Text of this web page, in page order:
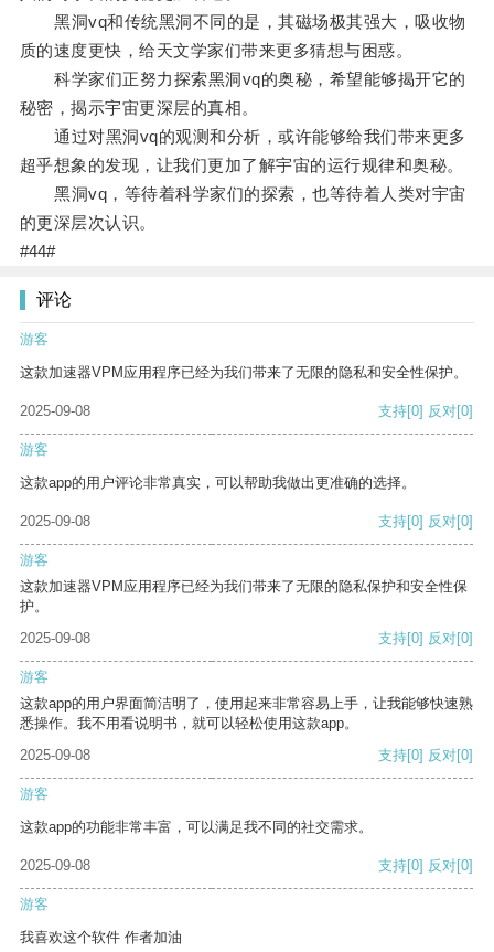
黑洞vq和传统黑洞不同的是，其磁场极其强大，吸收物
质的速度更快，给天文学家们带来更多猜想与困惑。
科学家们正努力探索黑洞vq的奥秘，希望能够揭开它的
秘密，揭示宇宙更深层的真相。
通过对黑洞vq的观测和分析，或许能够给我们带来更多
超乎想象的发现，让我们更加了解宇宙的运行规律和奥秘。
黑洞vq，等待着科学家们的探索，也等待着人类对宇宙
的更深层次认识。
#44#
评论
游客
这款加速器VPM应用程序已经为我们带来了无限的隐私和安全性保护。
2025-09-08 支持[0] 反对[0]
游客
这款app的用户评论非常真实，可以帮助我做出更准确的选择。
2025-09-08 支持[0] 反对[0]
游客
这款加速器VPM应用程序已经为我们带来了无限的隐私保护和安全性保
护。
2025-09-08
支持[0] 反对[0]
游客
这款app的用户界面简洁明了，使用起来非常容易上手，让我能够快速熟
悉操作。我不用看说明书，就可以轻松使用这款app。
2025-09-08
支持[0] 反对[0]
游客
这款app的功能非常丰富，可以满足我不同的社交需求。
2025-09-08 支持[0] 反对[0]
游客
我喜欢这个软件 作者加油